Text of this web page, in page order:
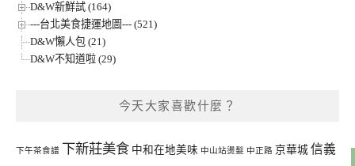
D&W新鮮試 (164)
---台北美食捷運地圖--- (521)
D&W懶人包 (21)
D&W不知道啦 (29)
今天大家喜歡什麼？
下午茶食譜 下新莊美食 中和在地美味 中山站燙髮 中正路 京華城 信義